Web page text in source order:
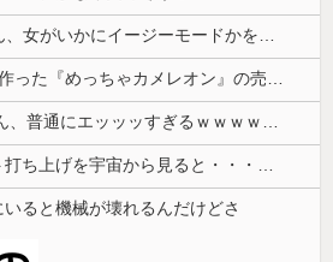
【フェミ発狂】NHKさん、女がいかにイージーモードかをわかりやすく放映してしまうｗｗｗ
【朗報】2人の日本人が作った『めっちゃカメレオン』の売り上げ、１４７億円突破
【朗報】 最近のおばさん、普通にエッッッすぎるｗｗｗｗｗｗｗｗｗｗ
【圧巻映像】「ロケット打ち上げを宇宙から見ると・・・」の動画が衝撃的
いると機械が壊れるんだけどさ